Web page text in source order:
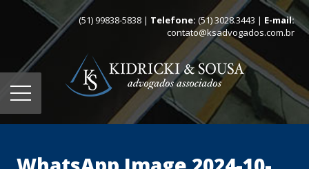
(51) 99838-5838 | Telefone: (51) 3028.3443 | E-mail:
contato@ksadvogados.com.br